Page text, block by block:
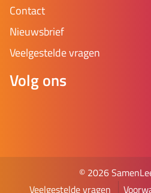
Contact
Nieuwsbrief
Veelgestelde vragen
Volg ons
© 2026
Veelgestelde vragen